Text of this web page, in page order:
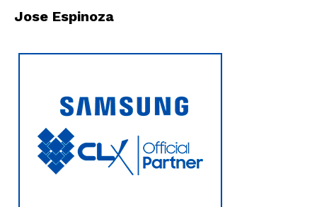
Jose Espinoza